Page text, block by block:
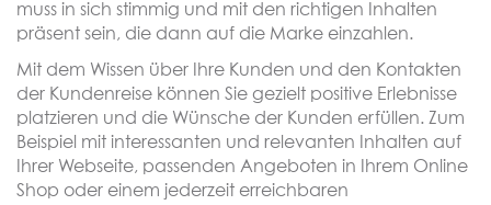
muss in sich stimmig und mit den richtigen Inhalten
präsent sein, die dann auf die Marke einzahlen.
Mit dem Wissen über Ihre Kunden und den Kontakten
der Kundenreise können Sie gezielt positive Erlebnisse
platzieren und die Wünsche der Kunden erfüllen. Zum
Beispiel mit interessanten und relevanten Inhalten auf
Ihrer Webseite, passenden Angeboten in Ihrem Online
Shop oder einem jederzeit erreichbaren